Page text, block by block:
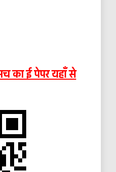
का ई पेपर यहाँ से